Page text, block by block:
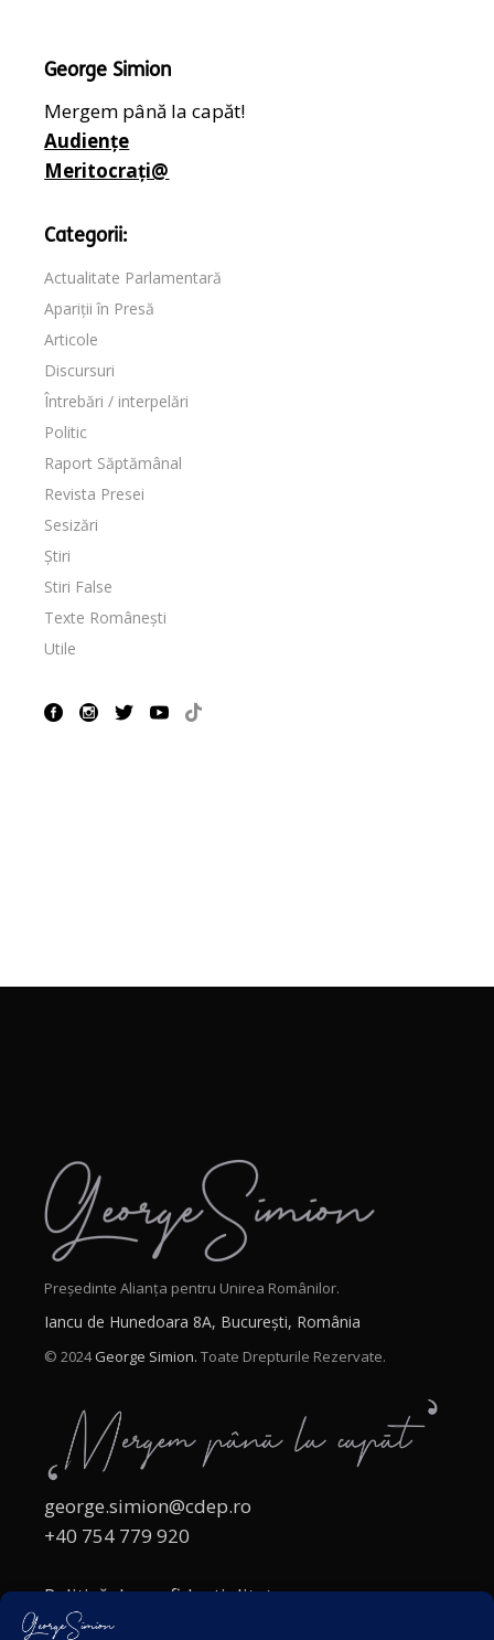
George Simion
Mergem până la capăt!
Audiențe
Meritocrați@
Categorii:
Actualitate Parlamentară
Apariții în Presă
Articole
Discursuri
Întrebări / interpelări
Politic
Raport Săptămânal
Revista Presei
Sesizări
Știri
Stiri False
Texte Românești
Utile
Președinte Alianța pentru Unirea Românilor.
Iancu de Hunedoara 8A, București, România
© 2024George Simion. Toate Drepturile Rezervate.
george.simion@cdep.ro
+40 754 779 920
Politică de confidențialitate
Politica cookies